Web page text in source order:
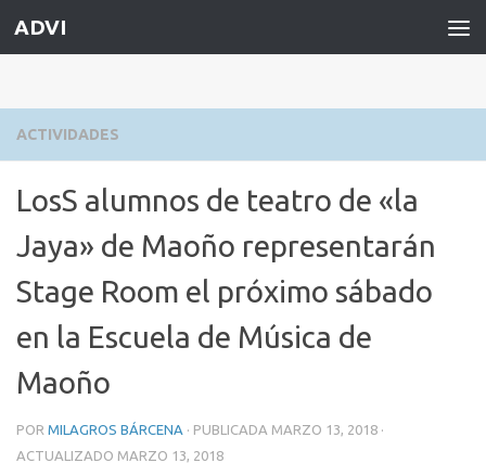
Saltar al contenido
ADVI
ACTIVIDADES
LosS alumnos de teatro de «la
Jaya» de Maoño representarán
Stage Room el próximo sábado
en la Escuela de Música de
Maoño
POR MILAGROS BÁRCENA · PUBLICADA MARZO 13, 2018 ·
ACTUALIZADO MARZO 13, 2018